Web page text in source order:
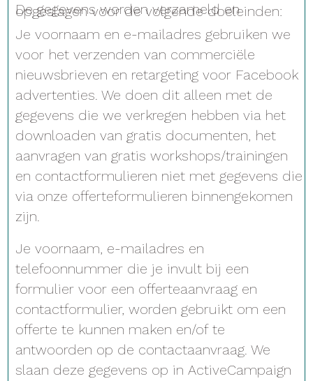
De gegevens worden verzameld en
opgeslagen voor de volgende doeleinden:
Je voornaam en e-mailadres gebruiken we
voor het verzenden van commerciële
nieuwsbrieven en retargeting voor Facebook
advertenties. We doen dit alleen met de
gegevens die we verkregen hebben via het
downloaden van gratis documenten, het
aanvragen van gratis workshops/trainingen
en contactformulieren niet met gegevens die
via onze offerteformulieren binnengekomen
zijn.
Je voornaam, e-mailadres en
telefoonnummer die je invult bij een
formulier voor een offerteaanvraag en
contactformulier, worden gebruikt om een
offerte te kunnen maken en/of te
antwoorden op de contactaanvraag. We
slaan deze gegevens op in ActiveCampaign